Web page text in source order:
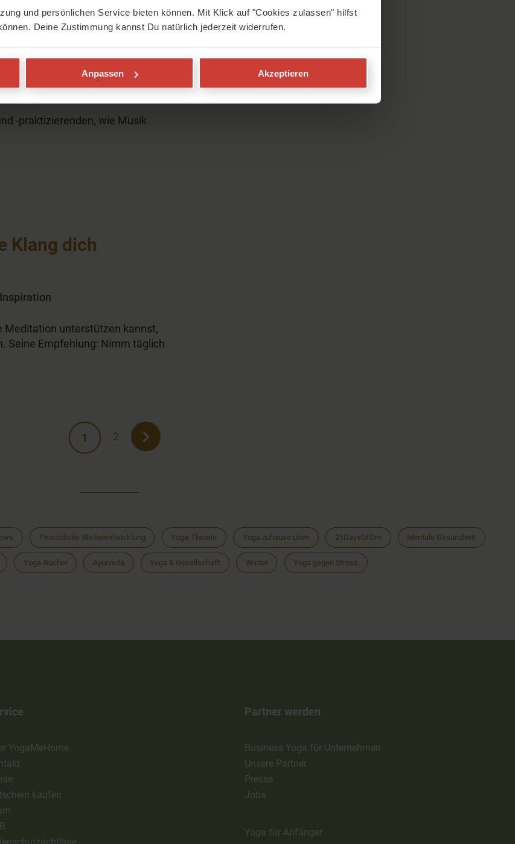
und persönlichen Service bieten können. Mit Klick auf "Cookies zulassen" hilfst
Deine Zustimmung kannst Du natürlich jederzeit widerrufen.
Anpassen Akzeptieren
worauf
-praktizierenden, wie Musik
Klang dich
Inspiration
Meditation unterstützen kannst,
Seine Empfehlung: Nimm täglich
1
Persönliche Weiterentwicklung Yoga-Theorie Yoga zuhause üben 21DaysOfOm Mentale Gesundheit
Yoga-Bücher Ayurveda Yoga & Gesellschaft Winter Yoga gegen Stress
YogaMeHome
kaufen
Partner werden
Business Yoga für Unternehmen
Unsere Partner
Presse
Jobs
Yoga für Anfänger